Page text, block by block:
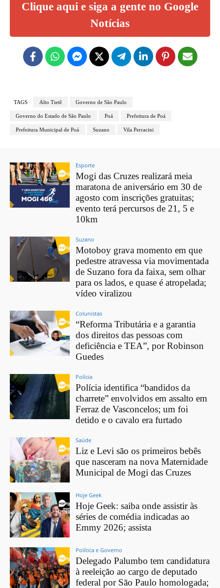
Clique aqui e siga a gente no Google
Notícias
TAGS Alto Tietê Governo de São Paulo
Governo do Estado de São Paulo Poá Prefeitura de Poá
Prefeitura Municipal de Poá Suzano Vila Perracini
Esporte
Mogi das Cruzes realizará meia
maratona de aniversário em 30 de
agosto com inscrições gratuitas;
evento terá percursos de 21, 5 e
10km
Suzano
Motoboy grava momento em que
pedestre atravessa via movimentada
de Suzano fora da faixa, sem olhar
para os lados, e quase é atropelada;
vídeo viralizou
Colunistas
“Reforma Tributária e a garantia
dos direitos das pessoas com
deficiência e TEA”, por Robinson
Guedes
Polícia
Polícia identifica “bandidos da
charrete” envolvidos em assalto em
Ferraz de Vasconcelos; um foi
detido e o cavalo era furtado
Saúde
Liz e Levi são os primeiros bebês
que nasceram na nova Maternidade
Municipal de Mogi das Cruzes
Hoje Geek
Hoje Geek: saiba onde assistir às
séries de comédia indicadas ao
Emmy 2026; assista
Política e Governo
Delegado Palumbo tem candidatura
à reeleição ao cargo de deputado
federal por São Paulo homologada;